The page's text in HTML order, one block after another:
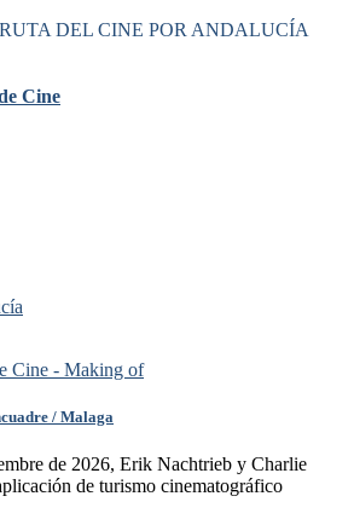
DEL CINE POR ANDALUCÍA
/ Malaga
de 2026, Erik Nachtrieb y Charlie
de turismo cinematográfico